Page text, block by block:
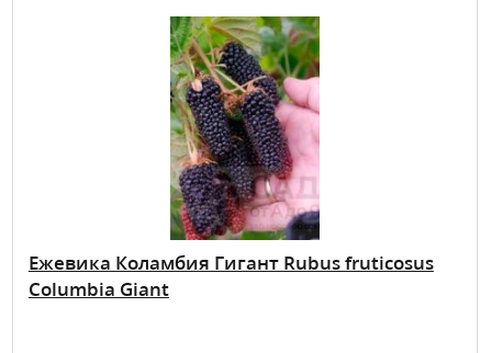
Ежевика Коламбия Гигант Rubus fruticosus
Columbia Giant